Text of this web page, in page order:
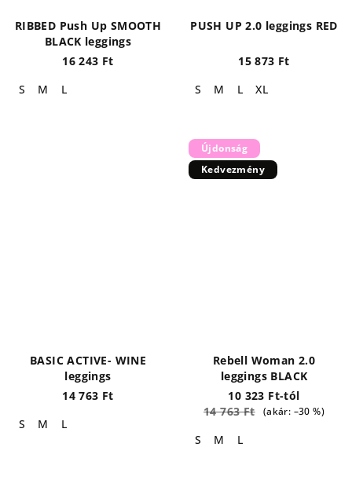
RIBBED Push Up SMOOTH
BLACK leggings
16 243 Ft
S
M L
PUSH UP 2.0 leggings RED
15 873 Ft
S
M L XL
BASIC ACTIVE- WINE
leggings
14 763 Ft
S
M L
Újdonság
Kedvezmény
Rebell Woman 2.0
leggings BLACK
10 323 Ft-tól
14 763 Ft
(akár: –30 %)
S M L